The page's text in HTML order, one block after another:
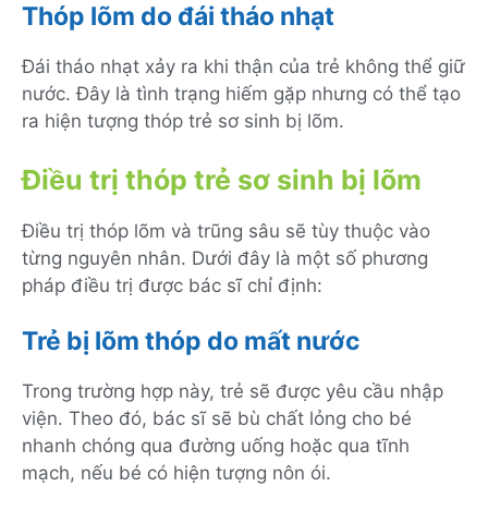
Thóp lõm do đái tháo nhạt
Đái tháo nhạt xảy ra khi thận của trẻ không thể giữ
nước. Đây là tình trạng hiếm gặp nhưng có thể tạo
ra hiện tượng thóp trẻ sơ sinh bị lõm.
Điều trị thóp trẻ sơ sinh bị lõm
Điều trị thóp lõm và trũng sâu sẽ tùy thuộc vào
từng nguyên nhân. Dưới đây là một số phương
pháp điều trị được bác sĩ chỉ định:
Trẻ bị lõm thóp do mất nước
Trong trường hợp này, trẻ sẽ được yêu cầu nhập
viện. Theo đó, bác sĩ sẽ bù chất lỏng cho bé
nhanh chóng qua đường uống hoặc qua tĩnh
mạch, nếu bé có hiện tượng nôn ói.